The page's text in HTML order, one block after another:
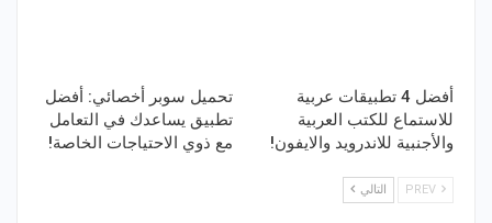
أفضل 4 تطبيقات عربية
للاستماع للكتب العربية
والأجنبية للاندرويد والايفون!
تحميل سوبر أخصائي: أفضل
تطبيق يساعدك في التعامل
مع ذوي الاحتياجات الخاصة!
التالي